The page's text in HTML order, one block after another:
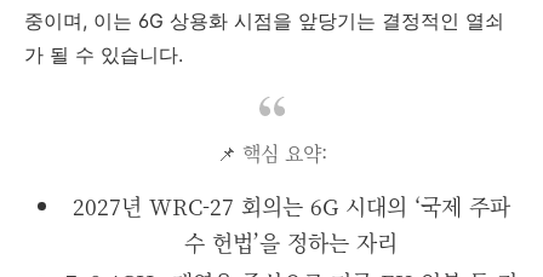
중이며, 이는 6G 상용화 시점을 앞당기는 결정적인 열쇠
가 될 수 있습니다.
📌 핵심 요약:
2027년 WRC-27 회의는 6G 시대의 ‘국제 주파
수 헌법’을 정하는 자리